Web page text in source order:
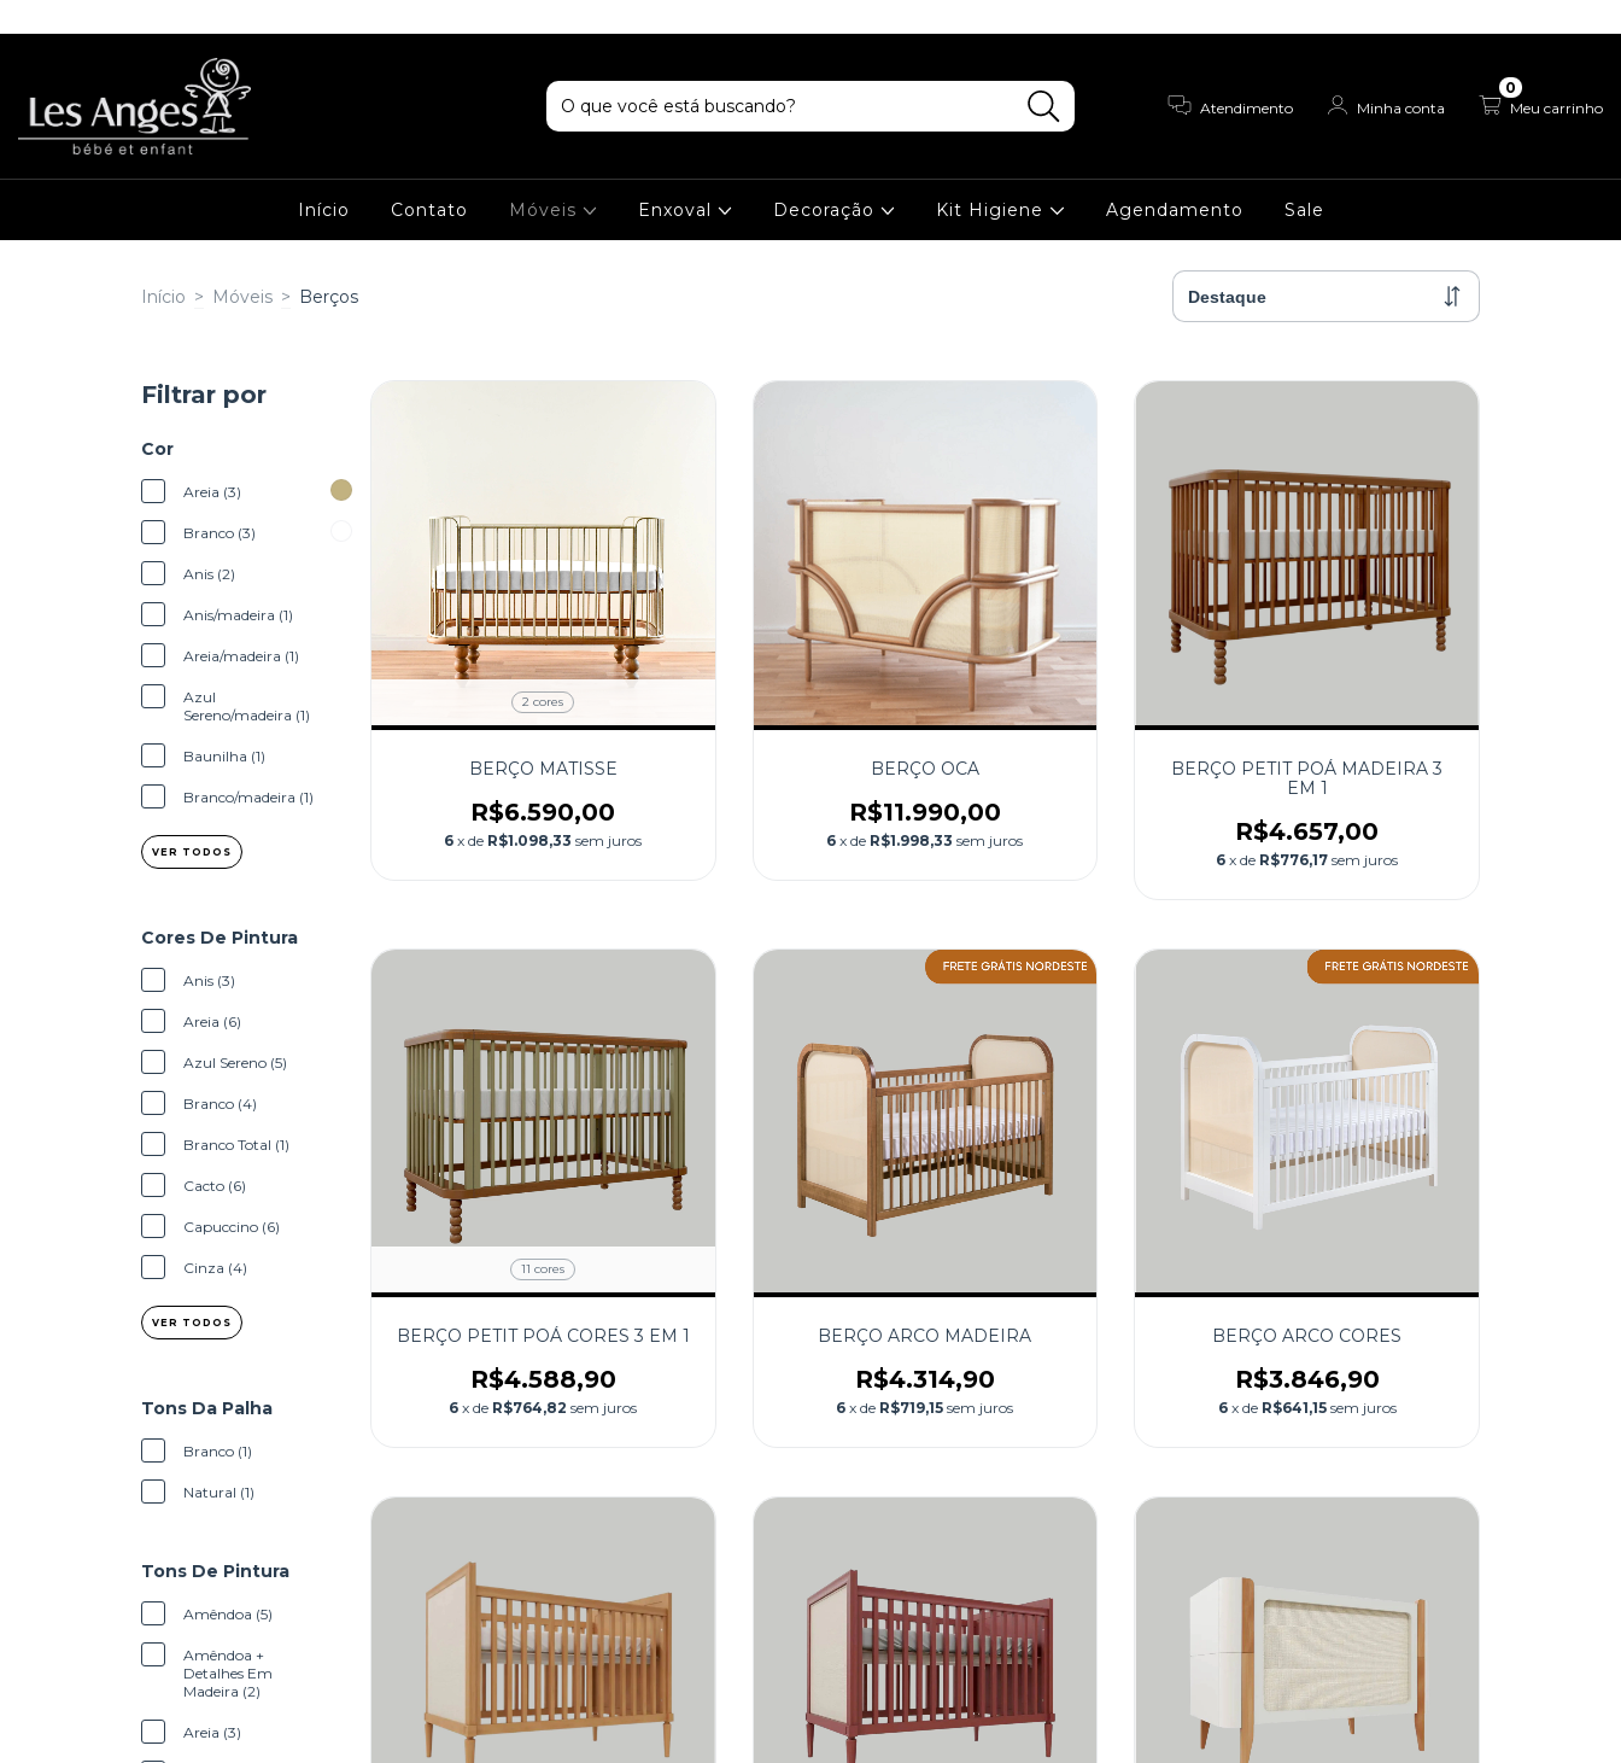
Atendimento Minha conta Meu carrinho
0
Início Contato Móveis Enxoval Decoração Kit Higiene Agendamento Sale
Início > Móveis > Berços
Filtrar por
Cor
Areia (3)
Branco (3)
Anis (2)
Anis/madeira (1)
Areia/madeira (1)
Azul
Sereno/madeira (1)
Baunilha (1)
Branco/madeira (1)
VER TODOS
Cores De Pintura
Anis (3)
Areia (6)
Azul Sereno (5)
Branco (4)
Branco Total (1)
Cacto (6)
Capuccino (6)
Cinza (4)
VER TODOS
Tons Da Palha
Branco (1)
Natural (1)
Tons De Pintura
Amêndoa (5)
Amêndoa +
Detalhes Em
Madeira (2)
Areia (3)
2 cores
BERÇO MATISSE
R$6.590,00
6 x de R$1.098,33 sem juros
BERÇO OCA
R$11.990,00
6 x de R$1.998,33 sem juros
BERÇO PETIT POÁ MADEIRA 3
EM 1
R$4.657,00
6 x de R$776,17 sem juros
11 cores
BERÇO PETIT POÁ CORES 3 EM 1
R$4.588,90
6 x de R$764,82 sem juros
BERÇO ARCO MADEIRA
R$4.314,90
6 x de R$719,15 sem juros
BERÇO ARCO CORES
R$3.846,90
6 x de R$641,15 sem juros